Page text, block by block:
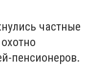
частные
пенсионеров.